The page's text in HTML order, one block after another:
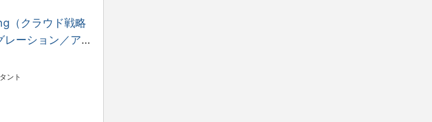
（クラウド戦略
ーション／アプ
ント